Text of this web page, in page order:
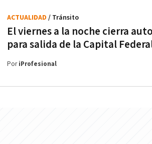
El viernes a la noche cierra
para salida de la Capital
ACTUALIDAD / Tránsito
PoriProfesional